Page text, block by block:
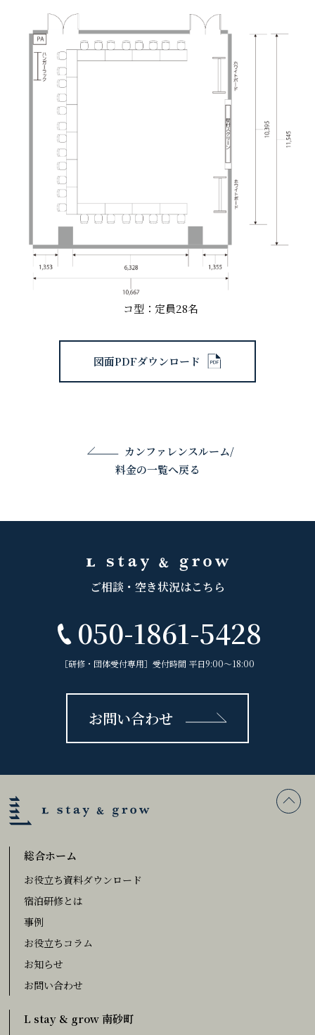
コ型：定員28名
図面PDFダウンロード
カンファレンスルーム/
料金の一覧へ戻る
ご相談・空き状況はこちら
050-1861-5428
［研修・団体受付専用］受付時間 平日9:00〜18:00
お問い合わせ
総合ホーム
お役立ち資料ダウンロード
宿泊研修とは
事例
お役立ちコラム
お知らせ
お問い合わせ
L stay & grow 南砂町